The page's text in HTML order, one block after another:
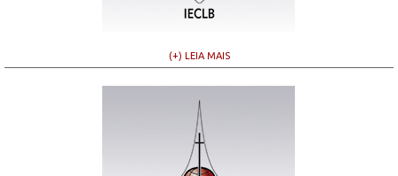
(+) LEIA MAIS